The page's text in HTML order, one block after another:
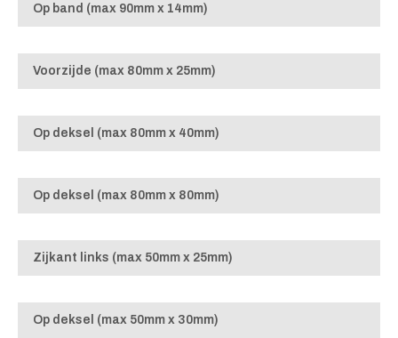
Op band (max 90mm x 14mm)
Voorzijde (max 80mm x 25mm)
Op deksel (max 80mm x 40mm)
Op deksel (max 80mm x 80mm)
Zijkant links (max 50mm x 25mm)
Op deksel (max 50mm x 30mm)